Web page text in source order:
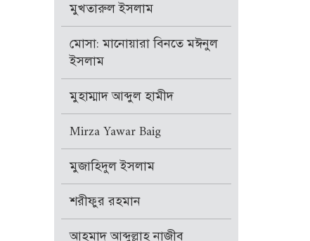
মুখতারুল ইসলাম
মোসা: মানোয়ারা বিনতে মঈনুল
ইসলাম
মুহাম্মাদ আব্দুল হামীদ
Mirza Yawar Baig
মুজাহিদুল ইসলাম
শরীফুর রহমান
আহমাদ আব্দুল্লাহ নাজীব